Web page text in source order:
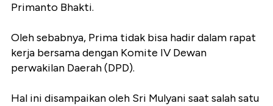
Primanto Bhakti.
Oleh sebabnya, Prima tidak bisa hadir dalam rapat
kerja bersama dengan Komite IV Dewan
perwakilan Daerah (DPD).
Hal ini disampaikan oleh Sri Mulyani saat salah satu